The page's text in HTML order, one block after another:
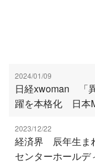
2024/01/09
日経xwoman 「
躍を本格化 日本
2023/12/22
経済界 辰年生ま
センターホール